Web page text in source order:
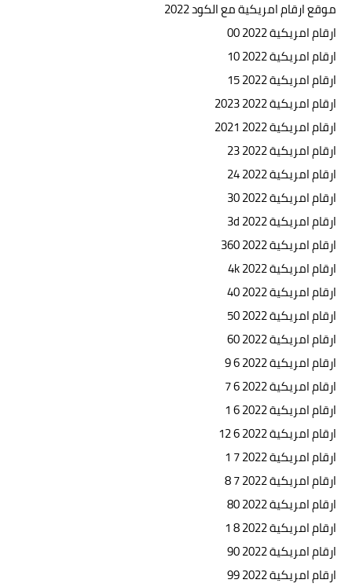
موقع ارقام امريكية مع الكود 2022
ارقام امريكية 2022 00
ارقام امريكية 2022 10
ارقام امريكية 2022 15
ارقام امريكية 2022 2023
ارقام امريكية 2022 2021
ارقام امريكية 2022 23
ارقام امريكية 2022 24
ارقام امريكية 2022 30
ارقام امريكية 2022 3d
ارقام امريكية 2022 360
ارقام امريكية 2022 4k
ارقام امريكية 2022 40
ارقام امريكية 2022 50
ارقام امريكية 2022 60
ارقام امريكية 2022 6 9
ارقام امريكية 2022 6 7
ارقام امريكية 2022 6 1
ارقام امريكية 2022 6 12
ارقام امريكية 2022 7 1
ارقام امريكية 2022 7 8
ارقام امريكية 2022 80
ارقام امريكية 2022 8 1
ارقام امريكية 2022 90
ارقام امريكية 2022 99